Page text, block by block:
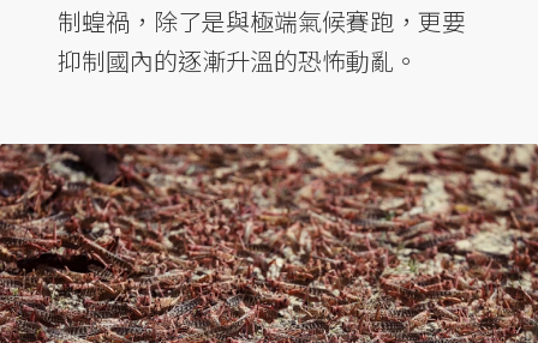
制蝗禍，除了是與極端氣候賽跑，更要
抑制國內的逐漸升溫的恐怖動亂。